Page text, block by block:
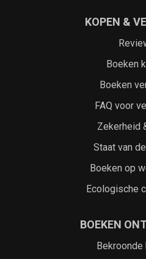
KOPEN &
Boeken
Boeken
FAQ voor
Zekerheid
Staat van
Boeken op
Ecologische
BOEKEN
Bekroonde